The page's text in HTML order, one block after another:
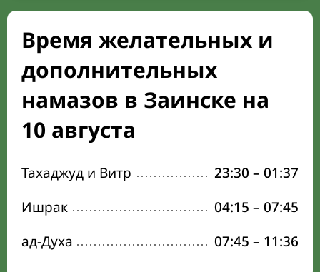
Время желательных и
дополнительных
намазов в Заинске на
10 августа
Тахаджуд и Витр 23:30 – 01:37
Ишрак
04:15 – 07:45
ад-Духа
07:45 – 11:36